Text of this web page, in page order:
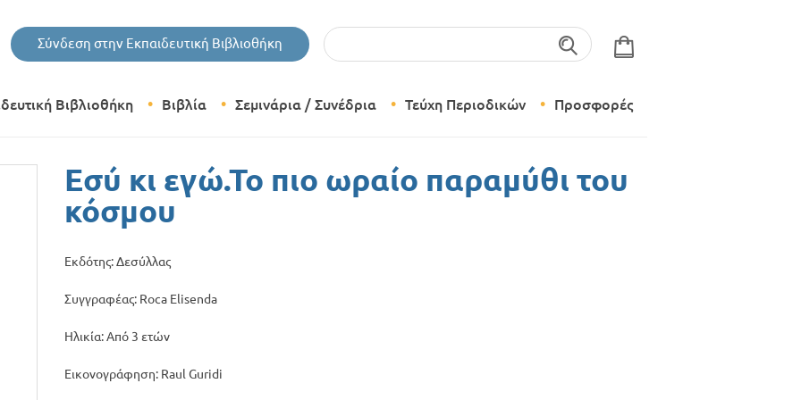
Σύνδεση στην Εκπαιδευτική Βιβλιοθήκη
Βιβλιοθήκη Βιβλία
Εκδόσεις Δίπτυχο
Σεμινάρια / Συνέδρια Τεύχη Περιοδικών
Δημιουργικό Εργαστήρι
Προσφορές
Εσύ κι εγώ.Το πιο ωραίο παραμύθι του
κόσμου
Εκδότης: Δεσύλλας
Συγγραφέας: Roca Elisenda
Ηλικία: Από 3 ετών
Εικονογράφηση: Raul Guridi